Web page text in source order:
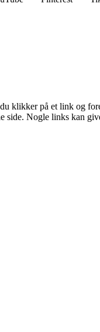
klikker på et link og
side. Nogle links kan